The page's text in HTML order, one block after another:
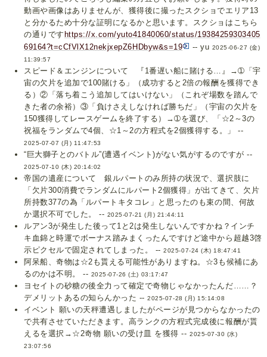
動画や画像はありませんが、獲得後に撮ったスクショでエリア13
と分かるため十分な証明になるかと思います。スクショはこちら
の通りですhttps://x.com/yuto41840060/status/19384259303405
69164?t=cCfVlX12nekjxepZ6HDbyw&s=19
-- yu 2025-06-27 (金)
11:39:57
スピード＆エンジンについて 『1番遅い船に賭ける…』→➀「宇
宙の欠片を追加で100賭ける」（成功すると2倍の報酬を獲得でき
る）②「落ち着こう追加してはいけない」（これぞ場数を踏んで
きた者の余裕）③「負けさえしなければ勝ちだ」（宇宙の欠片を
150獲得してレースゲームを終了する）→➀を選び、「☆2～3の
祝福をランダムで4個、☆1～2の方程式を2個獲得する。」 --
2025-07-07 (月) 11:47:53
“巨大獅子とのバトル”(遭遇イベント)がない気がするのですが --
2025-07-10 (木) 20:14:02
帝国の遺産について 銀ルパートのみ所持の状況で、選択肢に
「欠片300消費でランダムにルパート2個獲得」が出てきて、欠片
所持数377の為「ルパートキタコレ」と思ったのも束の間、何故
か選択不可でした。 -- 2025-07-21 (月) 21:44:11
ルアン3が発生した後って1と2は発生しないんですかね？インチ
キ血錦と時運でボーナス踏みまくったんですけど途中から超越3啓
示ピクセルで固定されてしまった。 --2025-07-24 (木) 18:47:41
阿呆船、奇物は☆2も貰える可能性がありますね。☆3も候補にあ
るのかは不明。 -- 2025-07-26 (土) 03:17:47
ヨセイトの砂糖の後全力って確定で奇物じゃなかったんだ……？
デメリットあるの知らんかった --2025-07-28 (月) 15:14:08
イベント 願いの天秤遭遇しましたがページが見つからなかったの
で共有させていただきます。高ランクの方程式完成後に報酬が貰
えるを選択→☆2奇物 願いの受け皿 を獲得 --2025-07-30 (水)
23:07:56